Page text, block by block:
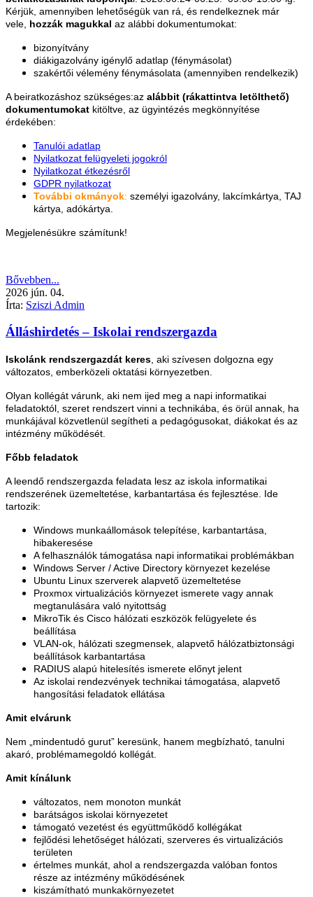
Kérjük, amennyiben lehetőségük van rá, és rendelkeznek már
vele, hozzák magukkal az alábbi dokumentumokat:
bizonyítvány
diákigazolvány igénylő adatlap (fénymásolat)
szakértői vélemény fénymásolata (amennyiben rendelkezik)
A beiratkozáshoz szükséges:az alábbit (rákattintva letölthető)
dokumentumokat kitöltve, az ügyintézés megkönnyítése
érdekében:
Tanulói adatlap
Nyilatkozat felügyeleti jogokról
Nyilatkozat étkezésről
GDPR nyilatkozat
További okmányok: személyi igazolvány, lakcímkártya, TAJ
kártya, adókártya.
Megjelenésükre számítunk!
Bővebben...
2026 jún. 04.
Írta: Sziszi Admin
Álláshirdetés – Iskolai rendszergazda
Iskolánk rendszergazdát keres , aki szívesen dolgozna egy
változatos, emberközeli oktatási környezetben.
Olyan kollégát várunk, aki nem ijed meg a napi informatikai
feladatoktól, szeret rendszert vinni a technikába, és örül annak, ha
munkájával közvetlenül segítheti a pedagógusokat, diákokat és az
intézmény működését.
Főbb feladatok
A leendő rendszergazda feladata lesz az iskola informatikai
rendszerének üzemeltetése, karbantartása és fejlesztése. Ide
tartozik:
Windows munkaállomások telepítése, karbantartása,
hibakeresése
A felhasználók támogatása napi informatikai problémákban
Windows Server / Active Directory környezet kezelése
Ubuntu Linux szerverek alapvető üzemeltetése
Proxmox virtualizációs környezet ismerete vagy annak
megtanulására való nyitottság
MikroTik és Cisco hálózati eszközök felügyelete és
beállítása
VLAN-ok, hálózati szegmensek, alapvető hálózatbiztonsági
beállítások karbantartása
RADIUS alapú hitelesítés ismerete előnyt jelent
Az iskolai rendezvények technikai támogatása, alapvető
hangosítási feladatok ellátása
Amit elvárunk
Nem „mindentudó gurut” keresünk, hanem megbízható, tanulni
akaró, problémamegoldó kollégát.
Amit kínálunk
változatos, nem monoton munkát
barátságos iskolai környezetet
támogató vezetést és együttműködő kollégákat
fejlődési lehetőséget hálózati, szerveres és virtualizációs
területen
értelmes munkát, ahol a rendszergazda valóban fontos
része az intézmény működésének
kiszámítható munkakörnyezetet